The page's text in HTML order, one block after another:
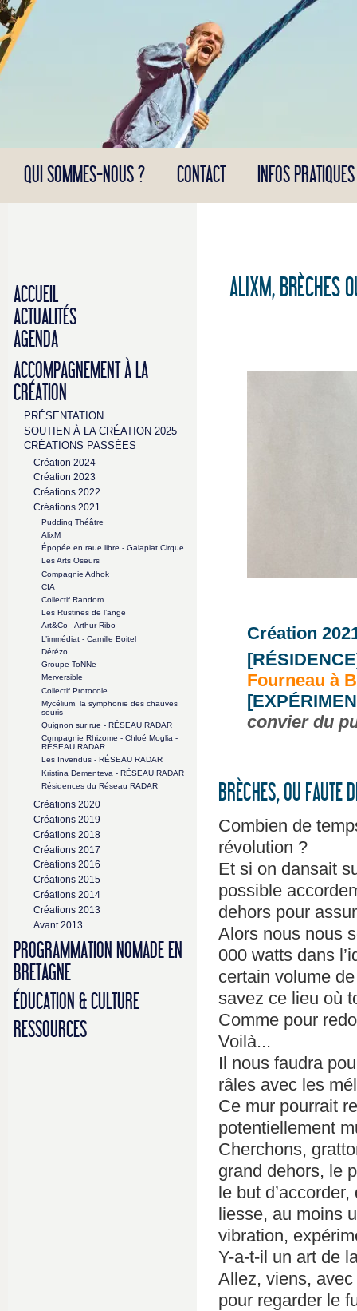
Panneau de gestion des cookies
QUI SOMMES-NOUS ? CONTACT INFOS PRATIQUES
ACCUEIL
ACTUALITÉS
AGENDA
ACCOMPAGNEMENT À LA
CRÉATION
PRÉSENTATION
SOUTIEN À LA CRÉATION 2025
CRÉATIONS PASSÉES
Création 2024
Création 2023
Créations 2022
Créations 2021
Pudding Théâtre
AlixM
Épopée en rɵue libre - Galapiat Cirque
Les Arts Oseurs
Compagnie Adhok
CIA
Collectif Random
Les Rustines de l’ange
Art&Co - Arthur Ribo
L’immédiat - Camille Boitel
Dérézo
Groupe ToNNe
Merversible
Collectif Protocole
Mycélium, la symphonie des chauves
souris
Quignon sur rue - RÉSEAU RADAR
Compagnie Rhizome - Chloé Moglia -
RÉSEAU RADAR
Les Invendus - RÉSEAU RADAR
Kristina Dementeva - RÉSEAU RADAR
Résidences du Réseau RADAR
Créations 2020
Créations 2019
Créations 2018
Créations 2017
Créations 2016
Créations 2015
Créations 2014
Créations 2013
Avant 2013
PROGRAMMATION NOMADE EN
BRETAGNE
ÉDUCATION & CULTURE
RESSOURCES
ALIXM, BRÈCHES
Création
Fourneau à
convier du
BRÈCHES, OU FAUTE
Combien de
révolution ?
Et si on dansait
possible
dehors pour
Alors nous nous
000 watts dans
certain volume
savez ce lieu où
Comme pour
Voilà...
Il nous faudra
râles avec les
Ce mur pourrait
potentiellement
Cherchons,
grand dehors, le
le but
liesse, au moins
vibration,
Y-a-t-il un art de
Allez, viens,
pour regarder le